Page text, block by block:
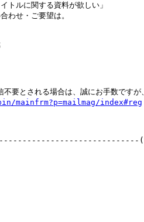
トルに関する資料が欲しい」
わせ・ご要望は。
要とされる場合は、誠にお手数ですが
index#reg
(C)